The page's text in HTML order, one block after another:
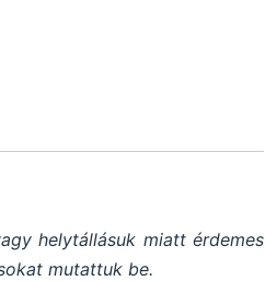
helytállásuk miatt érdemes
mutattuk be.